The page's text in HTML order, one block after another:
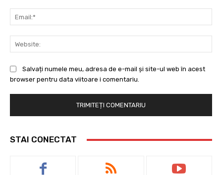
Salvați numele meu, adresa de e-mail și site-ul web în acest
browser pentru data viitoare i comentariu.
STAI CONECTAT